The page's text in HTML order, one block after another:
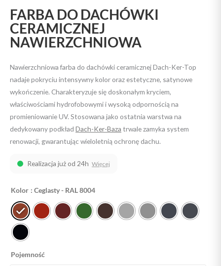
FARBA DO DACHÓWKI
CERAMICZNEJ
NAWIERZCHNIOWA
Nawierzchniowa farba do dachówki ceramicznej Dach-Ker-Top
nadaje pokryciu intensywny kolor oraz estetyczne, satynowe
wykończenie. Charakteryzuje się doskonałym kryciem,
właściwościami hydrofobowymi i wysoką odpornością na
promieniowanie UV. Stosowana jako ostatnia warstwa na
dedykowany podkład Dach-Ker-Baza trwale zamyka system
renowacji, gwarantując wieloletnią ochronę dachu.
Realizacja już od 24h Więcej
Kolor : Ceglasty - RAL 8004
Pojemność
do
dachówki
ceramicznej